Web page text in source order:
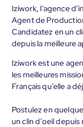
Iziwork, l'agence
Agent de
Candidatez en un
depuis la meilleure
Iziwork est une
les meilleures
Français qu’elle a
Postulez en
un clin d’oeil